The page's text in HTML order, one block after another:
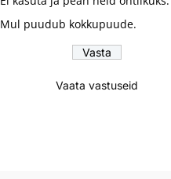
Mul puudub kokkupuude.
Vaata vastuseid